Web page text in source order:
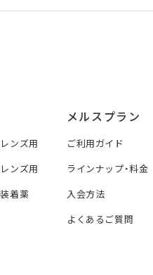
ンズ用
ンズ用
着薬
メルスプラン
ご利用ガイド
ラインナップ・料金
入会方法
よくあるご質問